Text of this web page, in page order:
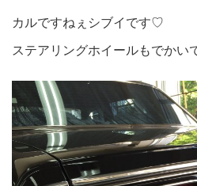
カルですねぇシブイです♡
ステアリングホイールもでかい